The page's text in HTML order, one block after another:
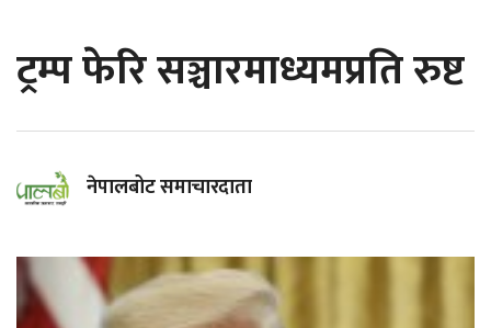
ट्रम्प फेरि सञ्चारमाध्यमप्रति रुष्ट
नेपालबोट समाचारदाता